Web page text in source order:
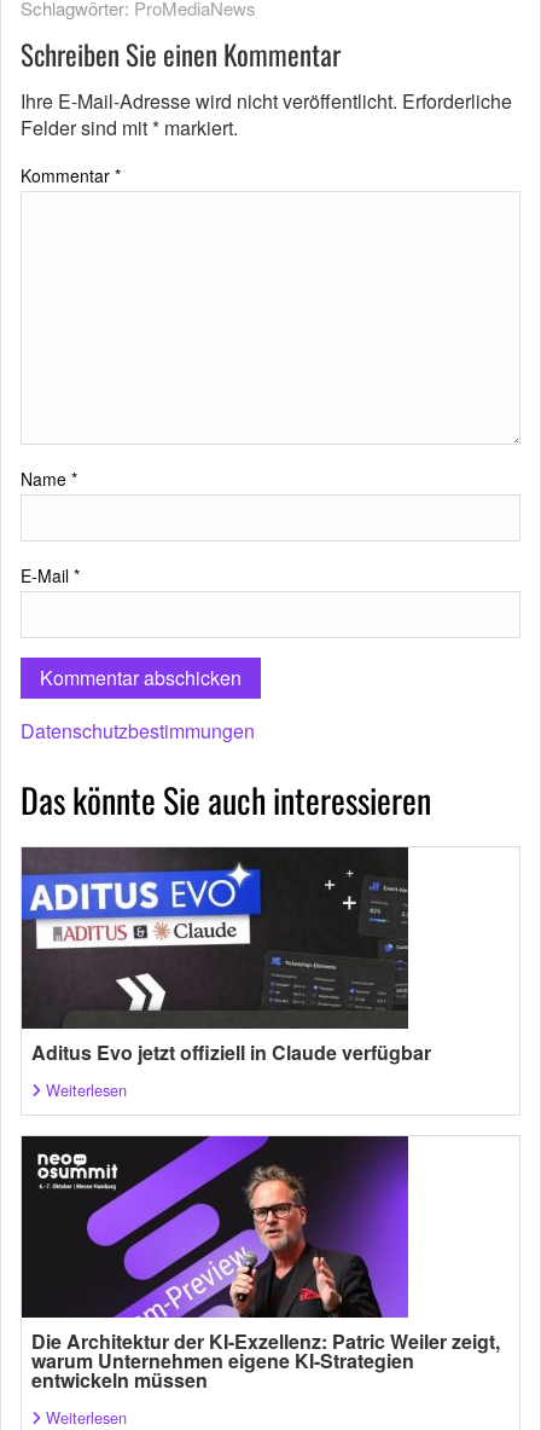
Schlagwörter: ProMediaNews
Schreiben Sie einen Kommentar
Ihre E-Mail-Adresse wird nicht veröffentlicht. Erforderliche
Felder sind mit* markiert.
Kommentar *
Name *
E-Mail *
Datenschutzbestimmungen
Das könnte Sie auch interessieren
Aditus Evo jetzt offiziell in Claude verfügbar
Weiterlesen
Die Architektur der KI-Exzellenz: Patric Weiler zeigt,
warum Unternehmen eigene KI-Strategien
entwickeln müssen
Weiterlesen